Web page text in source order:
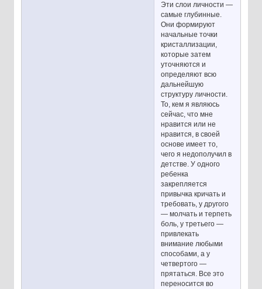
Эти слои личности —
самые глубинные.
Они формируют
начальные точки
кристаллизации,
которые затем
уточняются и
определяют всю
дальнейшую
структуру личности.
То, кем я являюсь
сейчас, что мне
нравится или не
нравится, в своей
основе имеет то,
чего я недополучил в
детстве. У одного
ребенка
закрепляется
привычка кричать и
требовать, у другого
— молчать и терпеть
боль, у третьего —
привлекать
внимание любыми
способами, а у
четвертого —
прятаться. Все это
переносится во